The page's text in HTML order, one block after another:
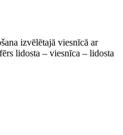
izvēlētajā viesnīcā ar
lidosta – viesnīca – lidosta